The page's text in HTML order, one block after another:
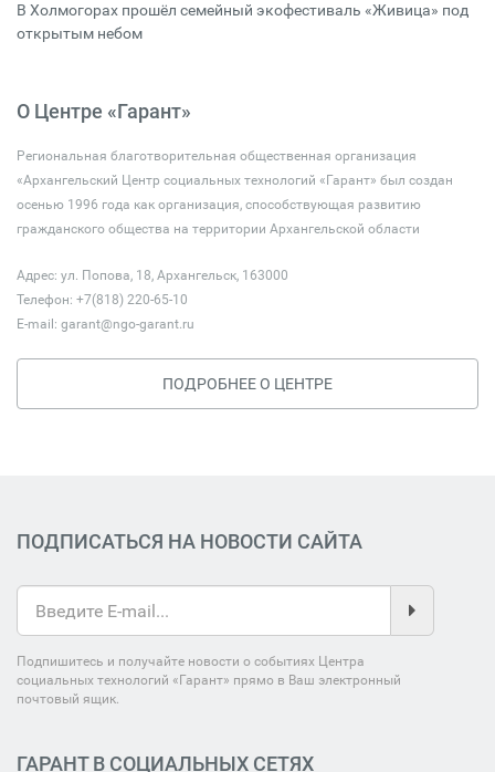
В Холмогорах прошёл семейный экофестиваль «Живица» под
открытым небом
О Центре «Гарант»
Региональная благотворительная общественная организация
«Архангельский Центр социальных технологий «Гарант» был создан
осенью 1996 года как организация, способствующая развитию
гражданского общества на территории Архангельской области
Адрес: ул. Попова, 18, Архангельск, 163000
Телефон: +7(818) 220-65-10
E-mail: garant@ngo-garant.ru
ПОДРОБНЕЕ О ЦЕНТРЕ
ПОДПИСАТЬСЯ НА НОВОСТИ САЙТА
Подпишитесь и получайте новости о событиях Центра
социальных технологий «Гарант» прямо в Ваш электронный
почтовый ящик.
ГАРАНТ В СОЦИАЛЬНЫХ СЕТЯХ